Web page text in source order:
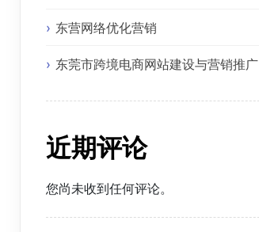
东营网络优化营销
东莞市跨境电商网站建设与营销推广
近期评论
您尚未收到任何评论。